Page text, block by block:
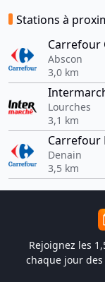
Stations à
Carrefour
Abscon
3,0 km
Lourches
3,1 km
Carrefour
Denain
3,5 km
Rejoignez les
chaque jour